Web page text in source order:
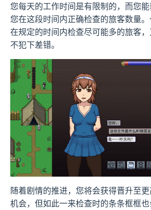
您每天的工作时间是有限制的，而您
您在这段时间内正确检查的旅客数量
在规定的时间内检查尽可能多的旅客
不犯下差错。
随着剧情的推进，您将会获得晋升至
机会，但如此一来检查时的条条框框